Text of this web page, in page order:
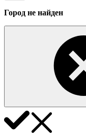
Город не найден